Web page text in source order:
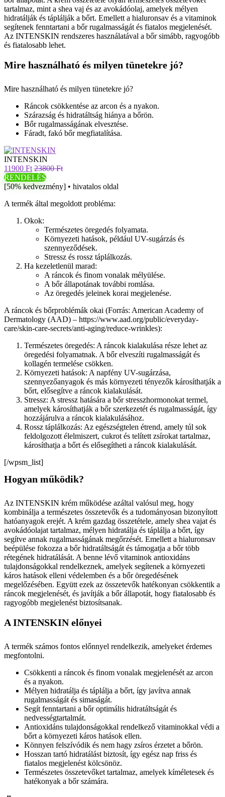
tartalmaz, mint a shea vaj és az avokádóolaj, amelyek mélyen
hidratálják és táplálják a bőrt. Emellett a hialuronsav és a vitaminok
segítenek fenntartani a bőr rugalmasságát és fiatalos megjelenését.
Az INTENSKIN rendszeres használatával a bőr simább, ragyogóbb
és fiatalosabb lehet.
Mire használható és milyen tünetekre jó?
Mire használható és milyen tünetekre jó?
Ráncok csökkentése az arcon és a nyakon.
Szárazság és hidratáltság hiánya a bőrön.
Bőr rugalmasságának elvesztése.
Fáradt, fakó bőr megfiatalítása.
INTENSKIN
11900 Ft 23800 Ft
RENDELÉS
[50% kedvezmény] • hivatalos oldal
A termék által megoldott probléma:
Okok:
Természetes öregedés folyamata.
Környezeti hatások, például UV-sugárzás és
szennyeződések.
Stressz és rossz táplálkozás.
Ha kezeletlenül marad:
A ráncok és finom vonalak mélyülése.
A bőr állapotának további romlása.
Az öregedés jeleinek korai megjelenése.
A ráncok és bőrproblémák okai (Forrás: American Academy of
Dermatology (AAD) – https://www.aad.org/public/everyday-
care/skin-care-secrets/anti-aging/reduce-wrinkles):
Természetes öregedés: A ráncok kialakulása része lehet az
öregedési folyamatnak. A bőr elveszíti rugalmasságát és
kollagén termelése csökken.
Környezeti hatások: A napfény UV-sugárzása,
szennyezőanyagok és más környezeti tényezők károsíthatják a
bőrt, elősegítve a ráncok kialakulását.
Stressz: A stressz hatására a bőr stresszhormonokat termel,
amelyek károsíthatják a bőr szerkezetét és rugalmasságát, így
hozzájárulva a ráncok kialakulásához.
Rossz táplálkozás: Az egészségtelen étrend, amely túl sok
feldolgozott élelmiszert, cukrot és telített zsírokat tartalmaz,
károsíthatja a bőrt és elősegítheti a ráncok kialakulását.
[/wpsm_list]
Hogyan működik?
Az INTENSKIN krém működése azáltal valósul meg, hogy
kombinálja a természetes összetevők és a tudományosan bizonyított
hatóanyagok erejét. A krém gazdag összetétele, amely shea vajat és
avokádóolajat tartalmaz, mélyen hidratálja és táplálja a bőrt, így
segítve annak rugalmasságának megőrzését. Emellett a hialuronsav
beépülése fokozza a bőr hidratáltságát és támogatja a bőr több
rétegének hidratálását. A benne lévő vitaminok antioxidáns
tulajdonságokkal rendelkeznek, amelyek segítenek a környezeti
káros hatások elleni védelemben és a bőr öregedésének
megelőzésében. Együtt ezek az összetevők hatékonyan csökkentik a
ráncok megjelenését, és javítják a bőr állapotát, hogy fiatalosabb és
ragyogóbb megjelenést biztosítsanak.
A INTENSKIN előnyei
A termék számos fontos előnnyel rendelkezik, amelyeket érdemes
megfontolni.
Csökkenti a ráncok és finom vonalak megjelenését az arcon
és a nyakon.
Mélyen hidratálja és táplálja a bőrt, így javítva annak
rugalmasságát és simaságát.
Segít fenntartani a bőr optimális hidratáltságát és
nedvességtartalmát.
Antioxidáns tulajdonságokkal rendelkező vitaminokkal védi a
bőrt a környezeti káros hatások ellen.
Könnyen felszívódik és nem hagy zsíros érzetet a bőrön.
Hosszan tartó hidratálást biztosít, így egész nap friss és
fiatalos megjelenést kölcsönöz.
Természetes összetevőket tartalmaz, amelyek kíméletesek és
hatékonyak a bőr számára.